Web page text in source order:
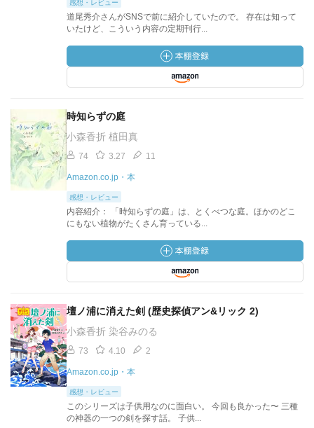
感想・レビュー
道尾秀介さんがSNSで前に紹介していたので。 存在は知って
いたけど、こういう内容の定期刊行...
時知らずの庭
小森香折 植田真
74 3.27 11
Amazon.co.jp・本
感想・レビュー
内容紹介： 「時知らずの庭」は、とくべつな庭。ほかのどこ
にもない植物がたくさん育っている...
壇ノ浦に消えた剣 (歴史探偵アン&リック 2)
小森香折 染谷みのる
73 4.10 2
Amazon.co.jp・本
感想・レビュー
このシリーズは子供用なのに面白い。 今回も良かった〜 三種
の神器の一つの剣を探す話。 子供...